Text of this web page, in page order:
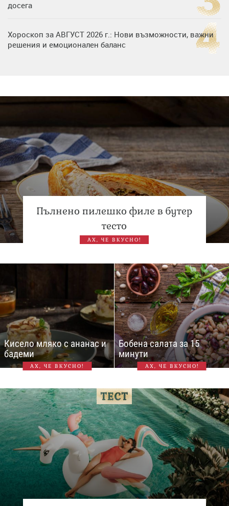
досега
Хороскоп за АВГУСТ 2026 г.: Нови възможности, важни
решения и емоционален баланс
Кортни Кокс и Джим Къртис заедно на яхта
Пълнено пилешко филе в бутер
тесто
АХ, ЧЕ ВКУСНО!
Кисело мляко с ананас и
бадеми
АХ, ЧЕ ВКУСНО!
Бобена салата за 15
минути
АХ, ЧЕ ВКУСНО!